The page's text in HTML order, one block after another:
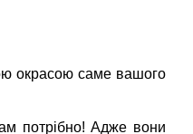
окрасою саме вашого
потрібно! Адже вони